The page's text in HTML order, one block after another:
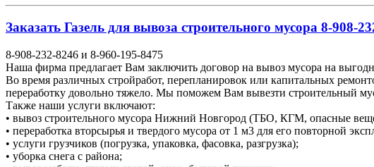
Заказать Газель для вывоза строительного мусора 8-908-
8-908-232-8246 и 8-960-195-8475
Наша фирма предлагает Вам заключить договор на вывоз мусора на
Во время различных стройработ, перепланировок или капитальных
переработку довольно тяжело. Мы поможем Вам вывезти строительный
Также наши услуги включают:
• вывоз строительного мусора Нижний Новгород (ТБО, КГМ, опасные
• переработка вторсырья и твердого мусора от 1 м3 для его повторной
• услуги грузчиков (погрузка, упаковка, фасовка, разгрузка);
• уборка снега с района;